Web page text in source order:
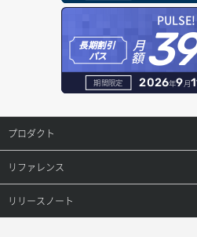
オブジェクト一覧取得
オブジェクト削除
オブジェクト削除予約
オブジェクト複製
オブジェクト詳細取得
コンテナ一覧取得
コンテナ作成
レコード一覧取得
レコード作成
レコード更新
レコード詳細取得
PULSE!
長期割引
パス
月
額
期間限定 2026年9月
プロダクト
プロダクトトップ
ConoHa VPS(Ver.3.0)
リファレンス
リファレンストップ
リリースノート